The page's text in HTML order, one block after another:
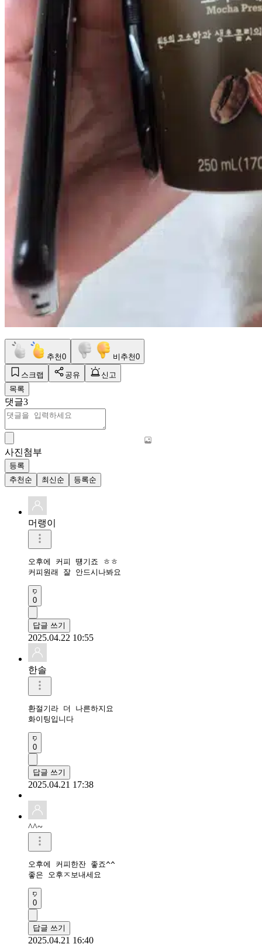
추천0 비추천0
스크랩 공유
신고
목록
댓글3
사진첨부
등록
추천순
최신순 등록순
머랭이
오후에 커피 떙기죠 ㅎㅎ
커피원래 잘 안드시나봐요
0
답글 쓰기
2025.04.22 10:55
한솔
환절기라 더 나른하지요
화이팅입니다
0
답글 쓰기
2025.04.21 17:38
^^~
오후에 커피한잔 좋죠^^
0
답글 쓰기
2025.04.21 16:40